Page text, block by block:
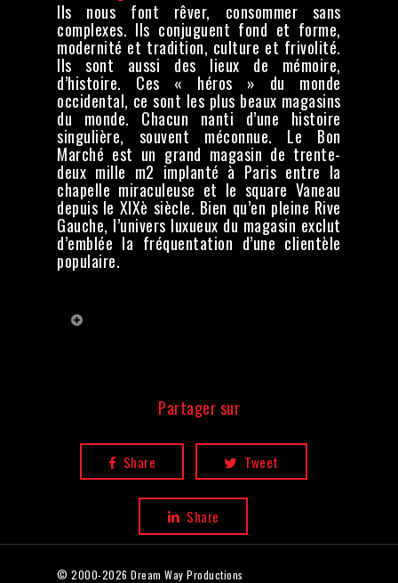
Ils nous font rêver, consommer sans
complexes. Ils conjuguent fond et forme,
modernité et tradition, culture et frivolité.
Ils sont aussi des lieux de mémoire,
d’histoire. Ces « héros » du monde
occidental, ce sont les plus beaux magasins
du monde. Chacun nanti d’une histoire
singulière, souvent méconnue. Le Bon
Marché est un grand magasin de trente-
deux mille m2 implanté à Paris entre la
chapelle miraculeuse et le square Vaneau
depuis le XIXè siècle. Bien qu’en pleine Rive
Gauche, l’univers luxueux du magasin exclut
d’emblée la fréquentation d’une clientèle
populaire.
Images & Son :Eric Georgeault
Mixage :Hugues Bonnet
Directrice de production :Jocelyne
Allain Delacour
Chargée de production :
Producteurs délégués :Minou
Azoulai, Gilles Delannoy
Partager sur
Share Tweet
Share
© 2000-2026 Dream Way Productions